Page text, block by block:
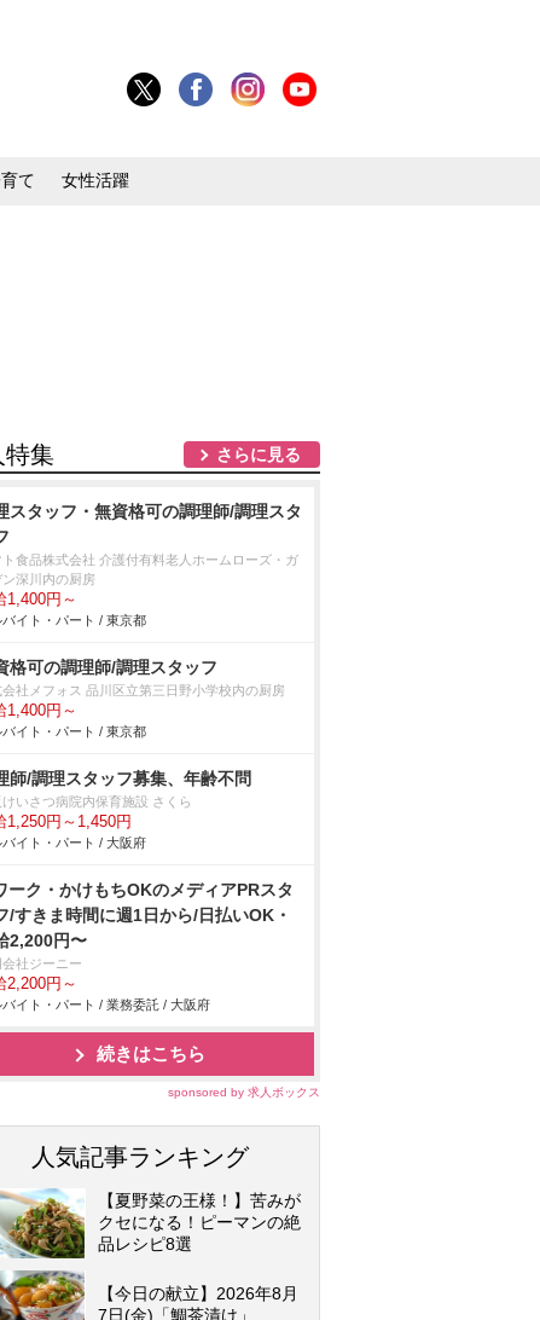
て 女性活躍
特集 さらに見る
スタッフ・無資格可の調理師/調理スタ
ト食品株式会社 介護付有料老人ホームローズ・ガ
ン深川内の厨房
1,400円～
バイト・パート / 東京都
格可の調理師/調理スタッフ
社メフォス 品川区立第三日野小学校内の厨房
1,400円～
バイト・パート / 東京都
師/調理スタッフ募集、年齢不問
けいさつ病院内保育施設 さくら
1,250円～1,450円
バイト・パート / 大阪府
ーク・かけもちOKのメディアPRスタ
/すきま時間に週1日から/日払いOK・
2,200円〜
社ジーニー
2,200円～
バイト・パート / 業務委託 / 大阪府
続きはこちら
sponsored by 求人ボックス
人気記事ランキング
【夏野菜の王様！】苦みが
クセになる！ピーマンの絶
品レシピ8選
【今日の献立】2026年8月
7日(金)「鯛茶漬け」